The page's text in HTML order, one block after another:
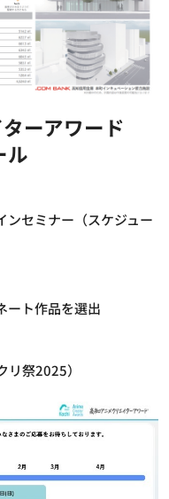
ーアワード
ル
ンセミナー（スケジュー
ート作品を選出
祭2025）